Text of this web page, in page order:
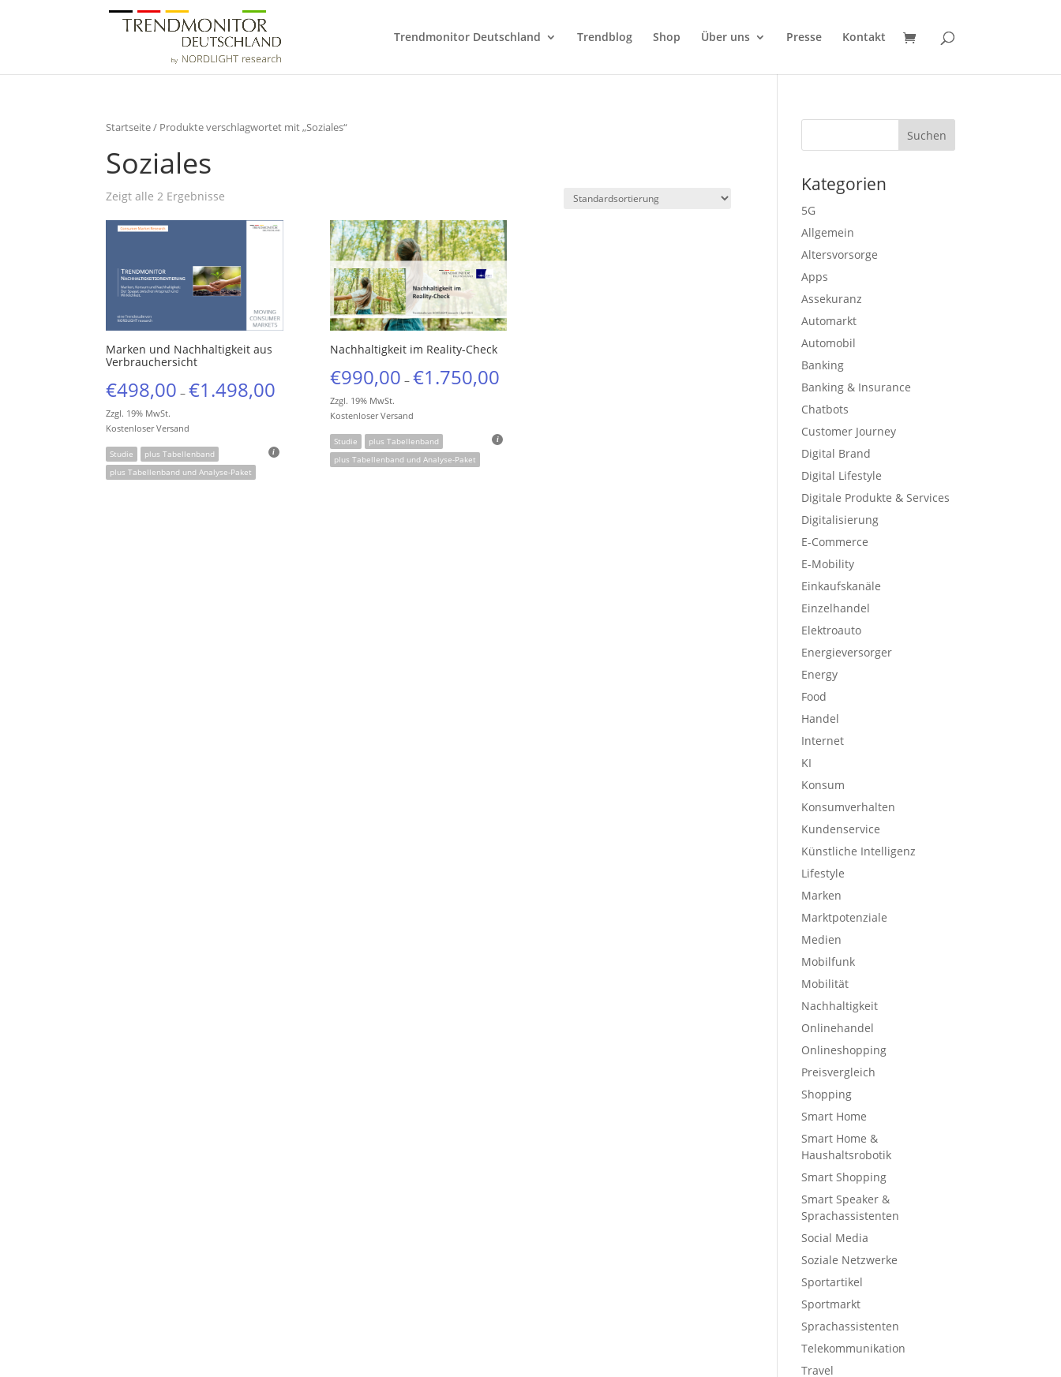
Trendmonitor Deutschland Trendblog Shop Über uns Presse Kontakt
Startseite/ Produkte verschlagwortet mit „Soziales“
Soziales
Zeigt alle 2 Ergebnisse
Marken und Nachhaltigkeit aus
Verbrauchersicht
€498,00 –€1.498,00
Zzgl. 19% MwSt.
Kostenloser Versand
Studie
plus Tabellenband
plus Tabellenband und Analyse-Paket
Nachhaltigkeit im Reality-Check
€990,00 – €1.750,00
Zzgl. 19% MwSt.
Kostenloser Versand
Studie
plus Tabellenband
plus Tabellenband und Analyse-Paket
Kategorien
5G
Allgemein
Altersvorsorge
Apps
Assekuranz
Automarkt
Automobil
Banking
Banking & Insurance
Chatbots
Customer Journey
Digital Brand
Digital Lifestyle
Digitale Produkte & Services
Digitalisierung
E-Commerce
E-Mobility
Einkaufskanäle
Einzelhandel
Elektroauto
Energieversorger
Energy
Food
Handel
Internet
KI
Konsum
Konsumverhalten
Kundenservice
Künstliche Intelligenz
Lifestyle
Marken
Marktpotenziale
Medien
Mobilfunk
Mobilität
Nachhaltigkeit
Onlinehandel
Onlineshopping
Preisvergleich
Shopping
Smart Home
Smart Home &
Haushaltsrobotik
Smart Shopping
Smart Speaker &
Sprachassistenten
Social Media
Soziale Netzwerke
Sportartikel
Sportmarkt
Sprachassistenten
Telekommunikation
Travel